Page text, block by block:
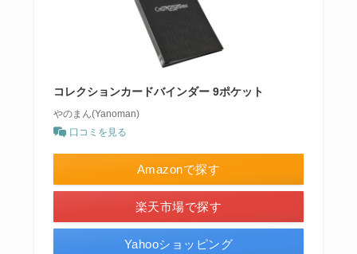
コレクションカードバインダー 9ポケット
やのまん(Yanoman)
口コミを見る
Amazonで探す
楽天市場で探す
Yahooショッピング